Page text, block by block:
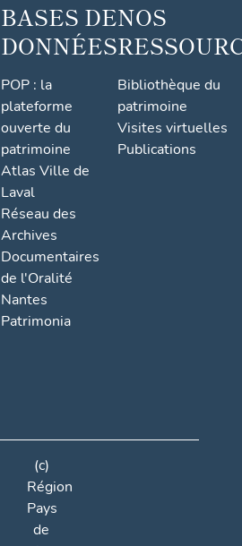
BASES DE
DONNÉES
POP : la
plateforme
ouverte du
patrimoine
Atlas Ville de
Laval
Réseau des
Archives
Documentaires
de l'Oralité
Nantes
Patrimonia
NOS
Bibliothèque du
patrimoine
Visites virtuelles
Publications
(c)
Région
Pays
de